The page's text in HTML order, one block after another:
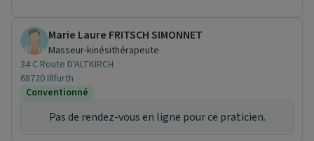
Marie Laure FRITSCH SIMONNET
Masseur-kinésithérapeute
34 C Route D'ALTKIRCH
68720 Illfurth
Conventionné
Pas de rendez-vous en ligne pour ce praticien.